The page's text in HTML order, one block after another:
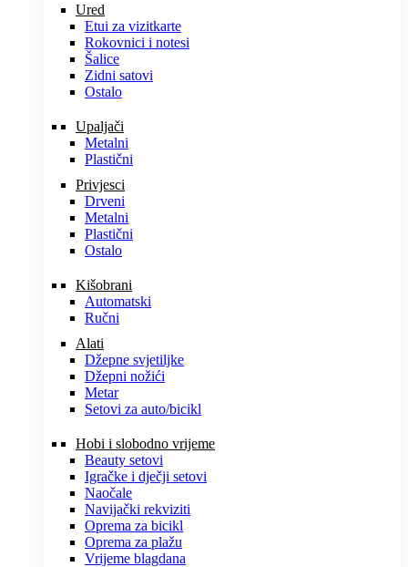
Ured
Etui za vizitkarte
Rokovnici i notesi
Šalice
Zidni satovi
Ostalo
Upaljači
Metalni
Plastični
Privjesci
Drveni
Metalni
Plastični
Ostalo
Kišobrani
Automatski
Ručni
Alati
Džepne svjetiljke
Džepni nožići
Metar
Setovi za auto/bicikl
Hobi i slobodno vrijeme
Beauty setovi
Igračke i dječji setovi
Naočale
Navijački rekviziti
Oprema za bicikl
Oprema za plažu
Vrijeme blagdana